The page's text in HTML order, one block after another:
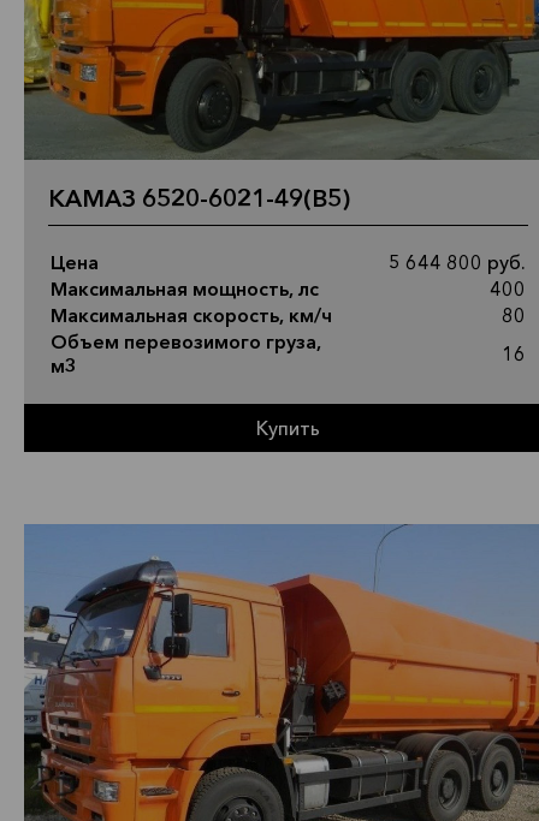
КАМАЗ 6520-6021-49(B5)
Цена
5 644 800 руб.
Максимальная мощность, лс
400
Максимальная скорость, км/ч
80
Объем перевозимого груза,
м3
16
Купить